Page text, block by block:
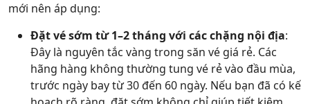
mới nên áp dụng:
Đặt vé sớm từ 1–2 tháng với các chặng nội địa:
Đây là nguyên tắc vàng trong săn vé giá rẻ. Các
hãng hàng không thường tung vé rẻ vào đầu mùa,
trước ngày bay từ 30 đến 60 ngày. Nếu bạn đã có kế